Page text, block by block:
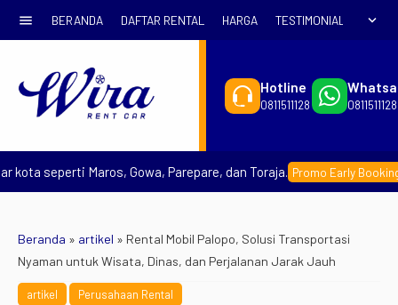
menu BERANDA DAFTAR RENTAL HARGA TESTIMONIAL expand_more
Hotline
0811511128 0811511128
Maros, Gowa, Parepare, dan Toraja. Promo Early Booking –
Beranda » artikel » Rental Mobil Palopo, Solusi Transportasi
Nyaman untuk Wisata, Dinas, dan Perjalanan Jarak Jauh
artikel Perusahaan Rental